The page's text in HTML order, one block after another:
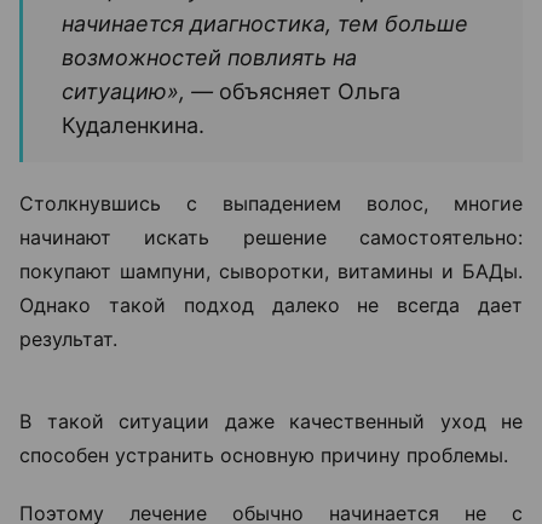
повышенная жирность или, наоборот, выраженная
сухость. Еще один тревожный сигнал — изменение
качества волос, когда они становятся ломкими,
тусклыми и теряют плотность.
выпадение волос, изменение их
структуры или появление участков
облысения, откладывать визит к
ситуацию», —
объясняет Ольга
Кудаленкина.